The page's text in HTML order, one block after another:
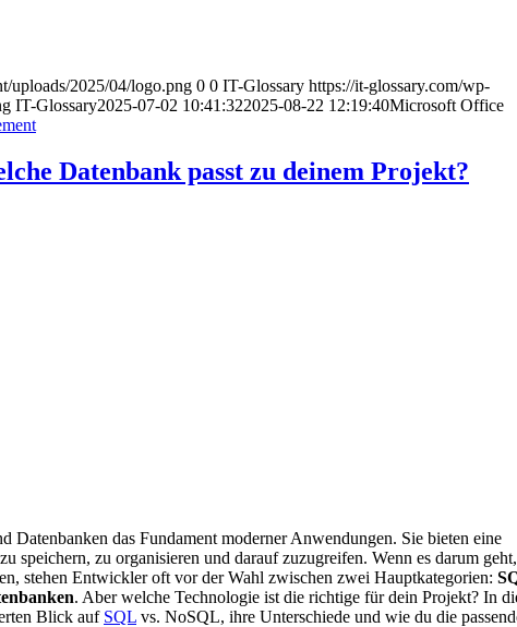
uploads/2025/04/logo.png 0 0 IT-Glossary https://it-glossary.com/wp-
IT-Glossary2025-07-02 10:41:322025-08-22 12:19:40Microsoft Office
Datenbank passt zu deinem Projekt?
Datenbanken das Fundament moderner Anwendungen. Sie bieten eine
speichern, zu organisieren und darauf zuzugreifen. Wenn es darum
stehen Entwickler oft vor der Wahl zwischen zwei Hauptkategorien:
. Aber welche Technologie ist die richtige für dein Projekt? In
Blick auf SQL vs. NoSQL, ihre Unterschiede und wie du die